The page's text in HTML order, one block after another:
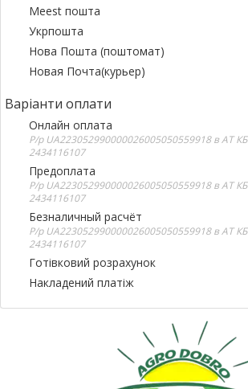
Meest пошта
Укрпошта
Нова Пошта (поштомат)
Новая Почта(курьер)
Варіанти оплати
Онлайн оплата
Р/р UA223052990000026005050559918 в АТ
2434116107
Предоплата
Р/р UA223052990000026005050559918 в АТ
2434116107
Безналичный расчёт
Р/р UA223052990000026005050559918 в АТ
2434116107
Готівковий розрахунок
Накладений платіж